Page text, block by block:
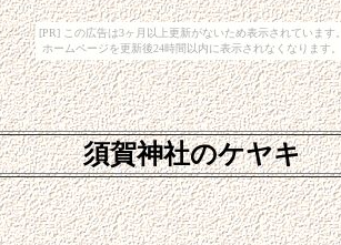
[PR] この広告は3ヶ月以上更新がないため表示されています。
ホームページを更新後24時間以内に表示されなくなります。
須賀神社のケヤキ